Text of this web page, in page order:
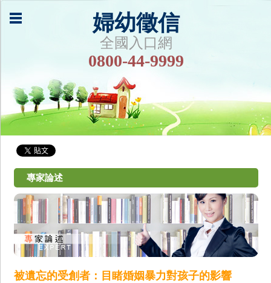
婦幼徵信
全國入口網
0800-44-9999
專家論述
被遺忘的受創者：目睹婚姻暴力對孩子的影響